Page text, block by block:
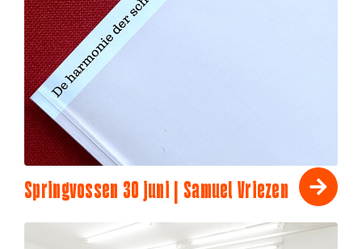
Springvossen 30 juni | Samuel Vriezen